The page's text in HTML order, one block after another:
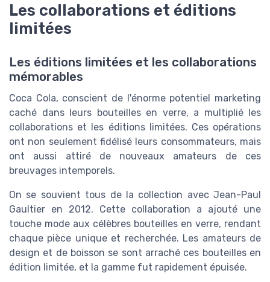
Les collaborations et éditions
limitées
Les éditions limitées et les collaborations
mémorables
Coca Cola, conscient de l'énorme potentiel marketing
caché dans leurs bouteilles en verre, a multiplié les
collaborations et les éditions limitées. Ces opérations
ont non seulement fidélisé leurs consommateurs, mais
ont aussi attiré de nouveaux amateurs de ces
breuvages intemporels.
On se souvient tous de la collection avec Jean-Paul
Gaultier en 2012. Cette collaboration a ajouté une
touche mode aux célèbres bouteilles en verre, rendant
chaque pièce unique et recherchée. Les amateurs de
design et de boisson se sont arraché ces bouteilles en
édition limitée, et la gamme fut rapidement épuisée.